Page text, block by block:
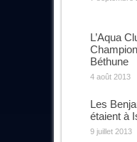
L’Aqua
Béthune
4 août 2013
Les
étaient à
9 juillet 2013